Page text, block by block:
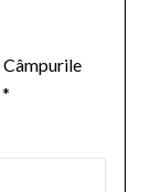
Câmpurile
*